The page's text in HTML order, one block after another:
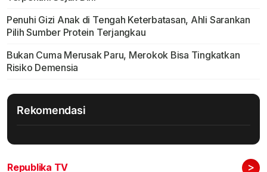
Penuhi Gizi Anak di Tengah Keterbatasan, Ahli Sarankan
Pilih Sumber Protein Terjangkau
Bukan Cuma Merusak Paru, Merokok Bisa Tingkatkan
Risiko Demensia
Rekomendasi
Republika TV >